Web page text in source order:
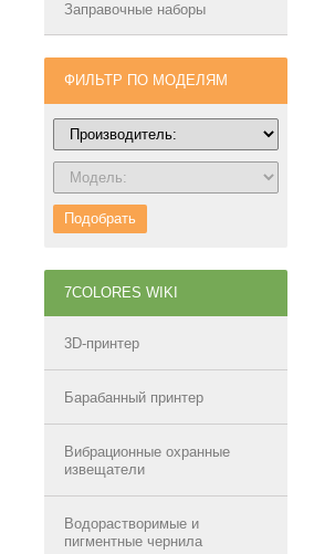
Заправочные наборы
ФИЛЬТР ПО МОДЕЛЯМ
Подобрать
7COLORES WIKI
3D-принтер
Барабанный принтер
Вибрационные охранные
извещатели
Водорастворимые и
пигментные чернила